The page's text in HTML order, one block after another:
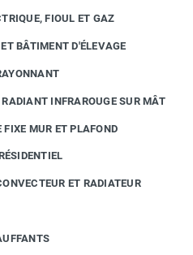
FIOUL ET GAZ
BÂTIMENT D'ÉLEVAGE
INFRAROUGE SUR MÂT
FIXE MUR ET PLAFOND
ET RADIATEUR